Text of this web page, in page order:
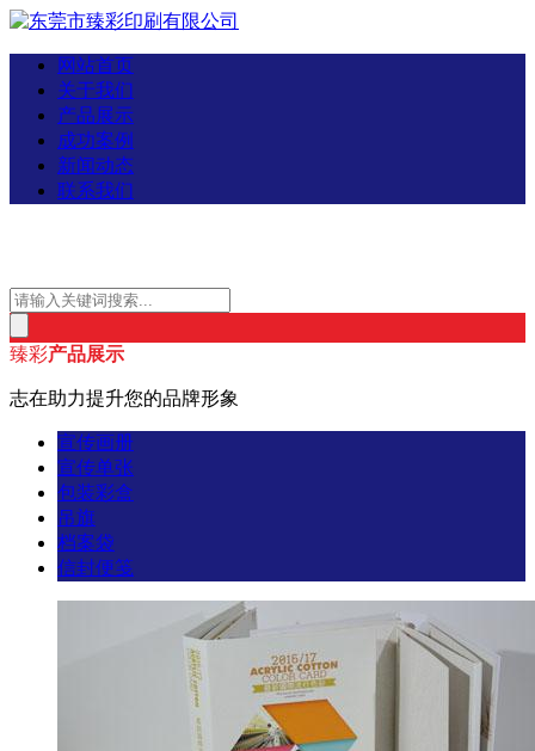
网站首页
关于我们
产品展示
成功案例
新闻动态
联系我们
臻彩产品展示
志在助力提升您的品牌形象
宣传画册
宣传单张
包装彩盒
吊旗
档案袋
信封便笺